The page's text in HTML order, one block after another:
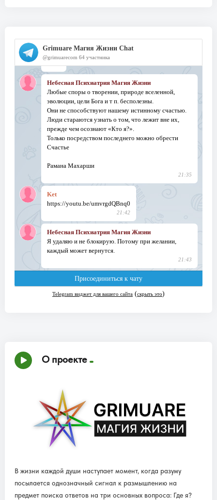
О проекте
В жизни каждой души наступает момент, когда разуму
посылается однозначный сигнал к размышлению на
предмет поиска ответов на три основных вопроса: Где я?